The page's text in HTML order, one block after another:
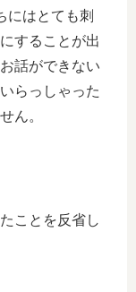
にはとても刺
することが出
話ができない
らっしゃった
ん。
ことを反省し